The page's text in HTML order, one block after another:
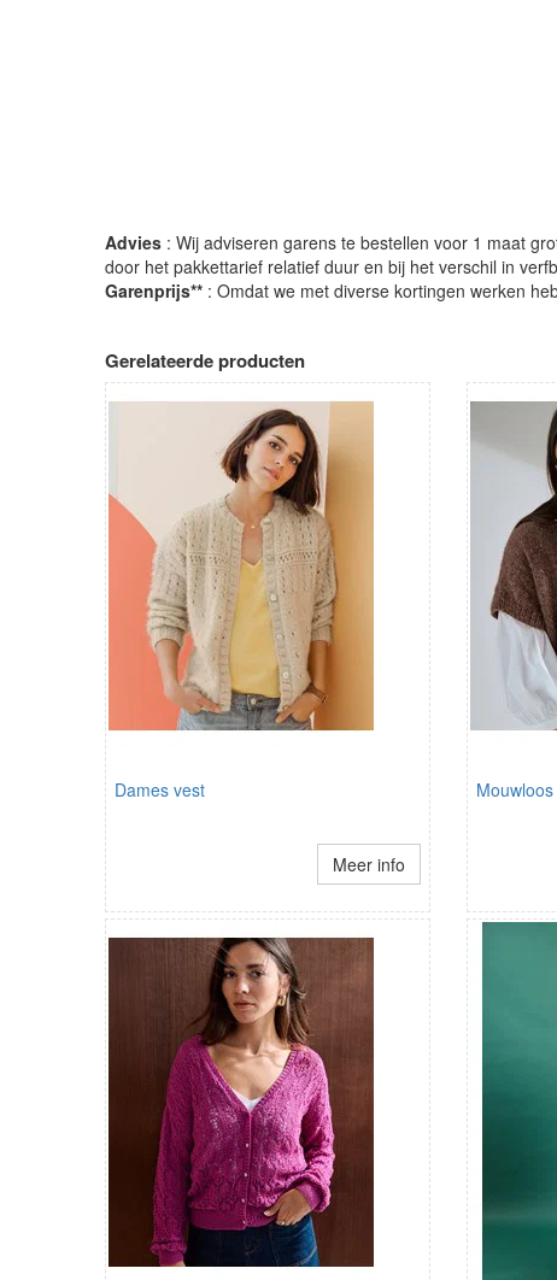
Advies : Wij adviseren garens te bestellen voor 1 maat
door het pakkettarief relatief duur en bij het verschil in
Garenprijs** : Omdat we met diverse kortingen werken
Gerelateerde producten
Dames vest
Meer info